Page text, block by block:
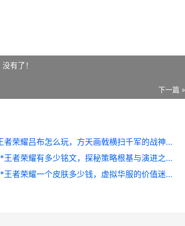
没有了！
下一篇 »
王者荣耀吕布怎么玩，方天画戟横扫千军的战神攻略
**王者荣耀有多少铭文，探秘策略根基与演进之路**
**王者荣耀一个皮肤多少钱，虚拟华服的价值迷思，副标题，价格标签背后的玩家心理与市场逻辑**